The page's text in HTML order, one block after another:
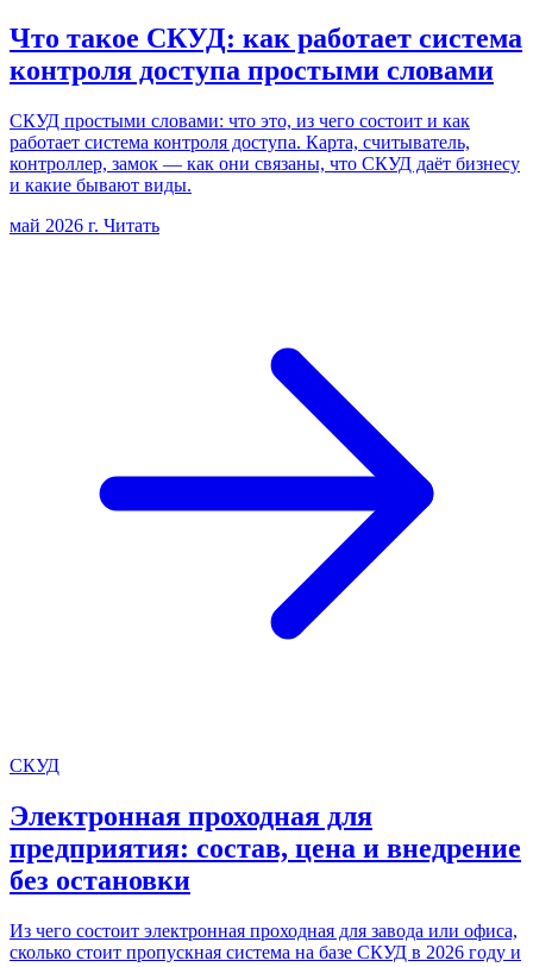
Что такое СКУД: как работает система
контроля доступа простыми словами
СКУД простыми словами: что это, из чего состоит и как
работает система контроля доступа. Карта, считыватель,
контроллер, замок — как они связаны, что СКУД даёт бизнесу
и какие бывают виды.
май 2026 г. Читать
СКУД
Электронная проходная для
предприятия: состав, цена и внедрение
без остановки
Из чего состоит электронная проходная для завода или офиса,
сколько стоит пропускная система на базе СКУД в 2026 году и